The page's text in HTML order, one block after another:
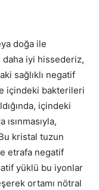
doğa ile
iyi hissederiz,
sağlıklı negatif
içindeki bakterileri
içindeki
ısınmasıyla,
kristal tuzun
etrafa negatif
yüklü bu iyonlar
ortamı nötral